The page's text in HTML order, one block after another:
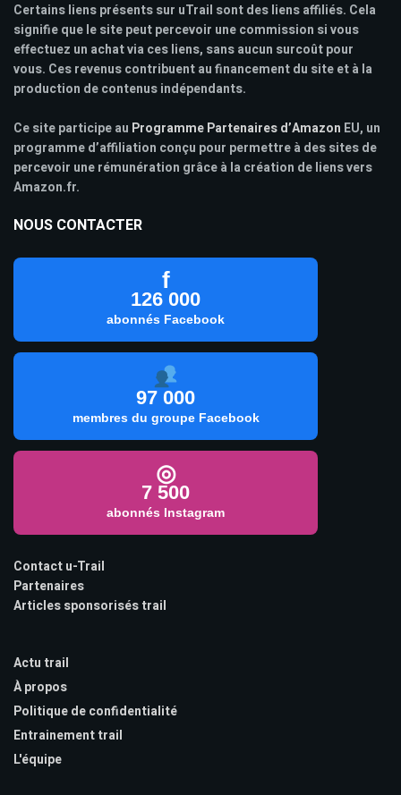
Certains liens présents sur uTrail sont des liens affiliés. Cela
signifie que le site peut percevoir une commission si vous
effectuez un achat via ces liens, sans aucun surcoût pour
vous. Ces revenus contribuent au financement du site et à la
production de contenus indépendants.
Ce site participe au Programme Partenaires d’Amazon EU, un
programme d’affiliation conçu pour permettre à des sites de
percevoir une rémunération grâce à la création de liens vers
Amazon.fr.
NOUS CONTACTER
f
126 000
abonnés Facebook
97 000
membres du groupe Facebook
◎
7 500
abonnés Instagram
Contact u-Trail
Partenaires
Articles sponsorisés trail
Actu trail
À propos
Politique de confidentialité
Entrainement trail
L'équipe